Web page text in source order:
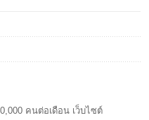
คนต่อเดือน เว็บไซต์